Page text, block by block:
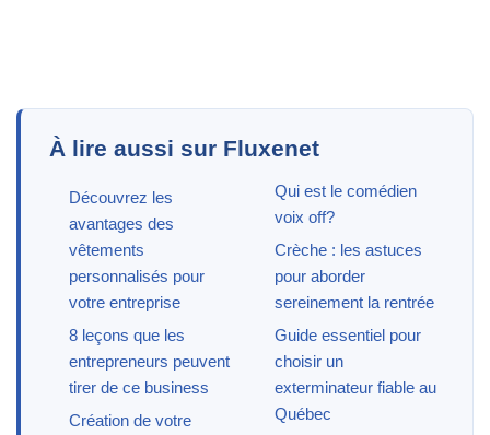
À lire aussi sur Fluxenet
Découvrez les
avantages des
vêtements
personnalisés pour
votre entreprise
8 leçons que les
entrepreneurs peuvent
tirer de ce business
Création de votre
Qui est le comédien
voix off?
Crèche : les astuces
pour aborder
sereinement la rentrée
Guide essentiel pour
choisir un
exterminateur fiable au
Québec